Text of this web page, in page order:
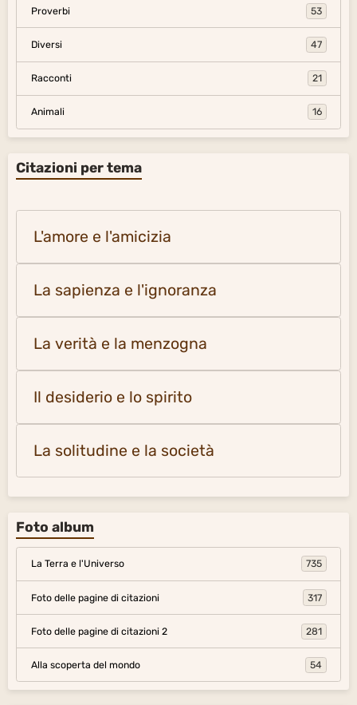
Proverbi 53
Diversi 47
Racconti 21
Animali 16
Citazioni per tema
L'amore e l'amicizia
La sapienza e l'ignoranza
La verità e la menzogna
Il desiderio e lo spirito
La solitudine e la società
Foto album
La Terra e l'Universo 735
Foto delle pagine di citazioni 317
Foto delle pagine di citazioni 2 281
Alla scoperta del mondo 54